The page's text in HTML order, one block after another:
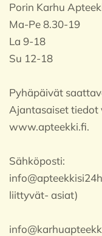
Porin Karhu
Ma-Pe 8.30-19
La 9-18
Su 12-18
Pyhäpäivät
Ajantasaiset
www.apteekki.fi.
Sähköposti:
liittyvät- asiat)